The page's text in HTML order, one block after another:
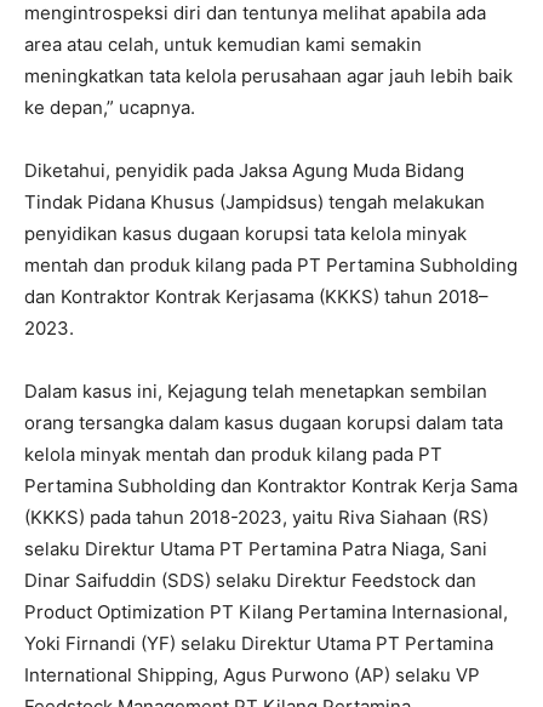
mengintrospeksi diri dan tentunya melihat apabila ada
area atau celah, untuk kemudian kami semakin
meningkatkan tata kelola perusahaan agar jauh lebih baik
ke depan,” ucapnya.
Diketahui, penyidik pada Jaksa Agung Muda Bidang
Tindak Pidana Khusus (Jampidsus) tengah melakukan
penyidikan kasus dugaan korupsi tata kelola minyak
mentah dan produk kilang pada PT Pertamina Subholding
dan Kontraktor Kontrak Kerjasama (KKKS) tahun 2018–
2023.
Dalam kasus ini, Kejagung telah menetapkan sembilan
orang tersangka dalam kasus dugaan korupsi dalam tata
kelola minyak mentah dan produk kilang pada PT
Pertamina Subholding dan Kontraktor Kontrak Kerja Sama
(KKKS) pada tahun 2018-2023, yaitu Riva Siahaan (RS)
selaku Direktur Utama PT Pertamina Patra Niaga, Sani
Dinar Saifuddin (SDS) selaku Direktur Feedstock dan
Product Optimization PT Kilang Pertamina Internasional,
Yoki Firnandi (YF) selaku Direktur Utama PT Pertamina
International Shipping, Agus Purwono (AP) selaku VP